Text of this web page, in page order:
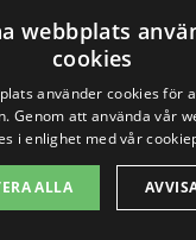
och
några städer
webbplats
cookies
använder cookies för
Genom att använda vår
i enlighet med vår
ALLA